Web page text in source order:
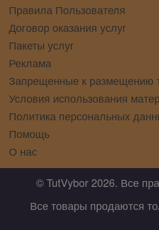
Правила Пользователя
Договор оказания услуг
Пакеты услуг
Реклама
Запрещенные к размещению
Условия использования
Политика персональных
Помощь
О нас
© TutVybor 2026. Все
Все товары продаются